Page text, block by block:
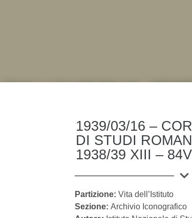
.LA "VITA DELL'ISTITUTO" ATTRAVERSO
1939/03/16 –
DI STUDI
1938/39 XIII – 84V
Partizione: Vita dell’Istituto
Sezione: Archivio Iconografico